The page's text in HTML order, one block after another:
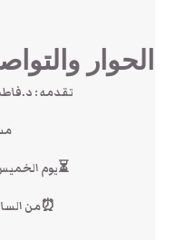
الحوار
تقدمه :
⏳يوم الخميس 19 جمادى الأولى
⏰من الساعة 4:00 م